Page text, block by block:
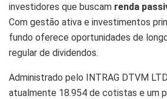
investidores que buscam renda
Com gestão ativa e investimentos
fundo oferece oportunidades de
regular de dividendos.
Administrado pelo INTRAG DTVM
atualmente 18.954 de cotistas e um